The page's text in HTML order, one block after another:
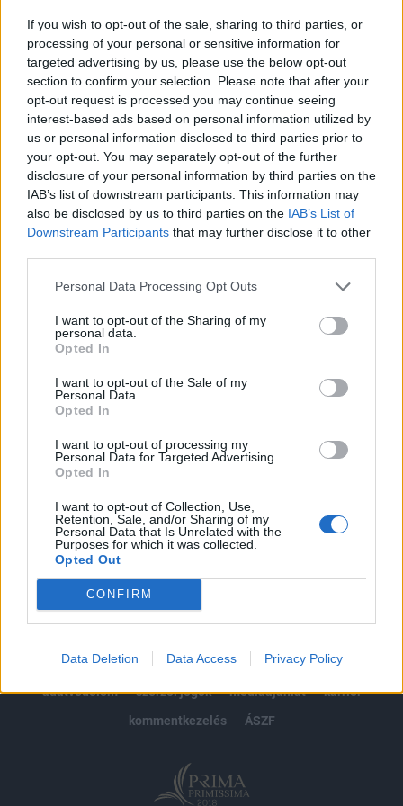
If you wish to opt-out of the sale, sharing to third parties, or
processing of your personal or sensitive information for
targeted advertising by us, please use the below opt-out
section to confirm your selection. Please note that after your
opt-out request is processed you may continue seeing
interest-based ads based on personal information utilized by
us or personal information disclosed to third parties prior to
your opt-out. You may separately opt-out of the further
disclosure of your personal information by third parties on the
IAB’s list of downstream participants. This information may
also be disclosed by us to third parties on the IAB’s List of
Downstream Participants that may further disclose it to other
Personal Data Processing Opt Outs
I want to opt-out of the Sharing of my
personal data.
Opted In
I want to opt-out of the Sale of my
Personal Data.
Opted In
I want to opt-out of processing my
Personal Data for Targeted Advertising.
Opted In
I want to opt-out of Collection, Use,
Retention, Sale, and/or Sharing of my
Personal Data that Is Unrelated with the
Purposes for which it was collected.
Opted Out
CONFIRM
Data Deletion Data Access Privacy Policy
PANNERGYReal-time árfolyamInformációs panelA sikeres
szentlőrinci fúrást követően a PannErgy jövő tavaszra az
első fűtő erőmű próba üzemét is megkezdheti majd,
miközben négy miskolci projekt indulása is tervezés alatt
van. A miskolci lokáció igen jelentős geotermális
potenciállal bír, ráadásul a projektekhez szükséges tőke is
a cég rendelkezésére áll. Mivel...
KEDVES OLVASÓNK!
A keresett cikk a portfolio.hu hírarchívumához
tartozik, melynek olvasása előfizetéses
regisztrációhoz kötött.
Az előfizetés a következőket tartalmazza:
Portfolio.hu teljes cikkarchívum
Kötéslisták: BÉT elmúlt 2 év napon belüli
kötéslistái
impresszum
jogi nyilatkozat
süti beállítások
adatvédelem
szerzői jogok médiaajánlat
karrier
kommentkezelés
ÁSZF